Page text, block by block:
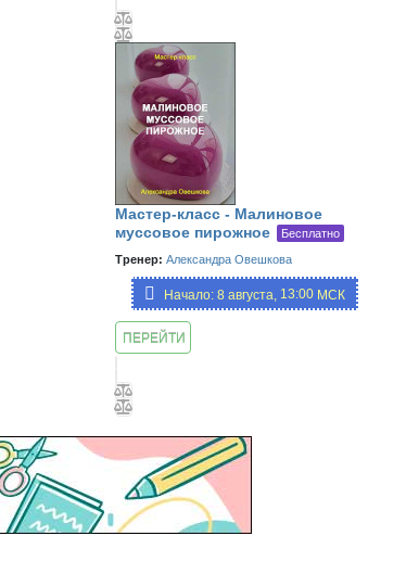
Мастер-класс - Малиновое
муссовое пирожное
Бесплатно
Тренер: Александра Овешкова
Начало: 8 августа, 13:00,
19:00
МСК
ПЕРЕЙТИ
ЗАНЯТИЮ